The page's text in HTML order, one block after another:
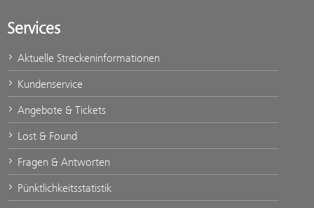
Services
Aktuelle Streckeninformationen
Kundenservice
Angebote & Tickets
Lost & Found
Fragen & Antworten
Pünktlichkeitsstatistik